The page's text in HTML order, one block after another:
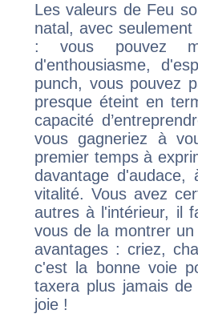
Les valeurs de Feu
natal, avec
: vous pouvez
d'enthousiasme,
punch, vous pouvez
presque éteint en
capacité
vous gagneriez à
premier temps à
davantage
vitalité. Vous avez
autres à l'intérieur, il
vous de la montrer
avantages : criez,
c'est la bonne voie
taxera plus jamais
joie !